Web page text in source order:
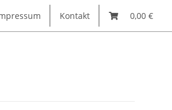
Kontakt 0,00 €